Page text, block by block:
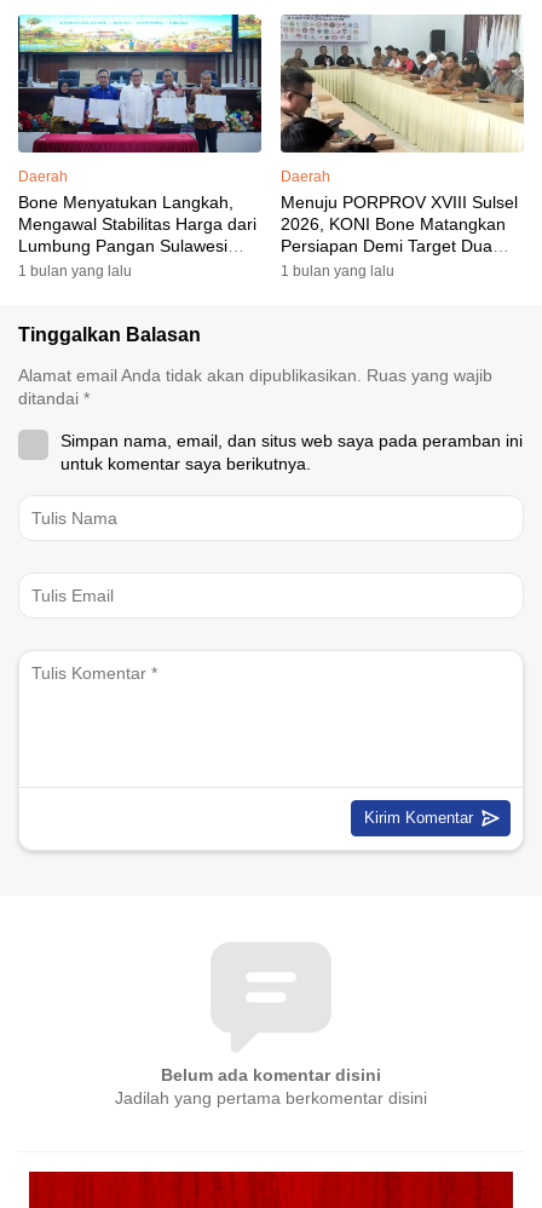
Targetkan Venue dan
Akomodasi Rampung
Daerah
Bone Menyatukan Langkah,
Mengawal Stabilitas Harga dari
Lumbung Pangan Sulawesi
Selatan
1 bulan yang lalu
Daerah
Menuju PORPROV XVIII Sulsel
2026, KONI Bone Matangkan
Persiapan Demi Target Dua
Besar
1 bulan yang lalu
Tinggalkan Balasan
Alamat email Anda tidak akan dipublikasikan.
Ruas yang wajib
ditandai *
Simpan nama, email, dan situs web saya pada peramban ini
untuk komentar saya berikutnya.
Belum ada komentar disini
Jadilah yang pertama berkomentar disini